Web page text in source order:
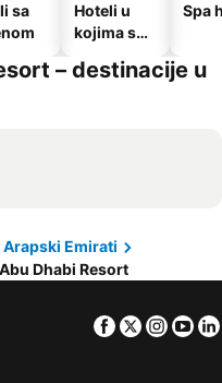
sa
Hoteli u
kojima su
kućni
Spa
– destinacije u
Emirati
Dhabi Resort
Facebook
Twitter